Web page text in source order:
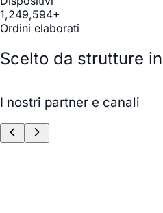
1,249,594+
Ordini elaborati
Scelto da strutture
I nostri partner e canali